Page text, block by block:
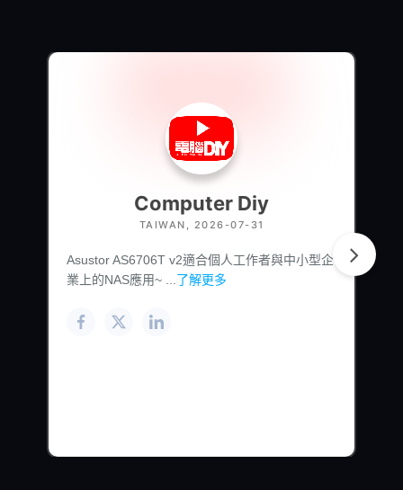
Computer Diy
TAIWAN, 2026-07-31
Asustor AS6706T v2適合個人工作者與中小型企
業上的NAS應用~ ... 了解更多